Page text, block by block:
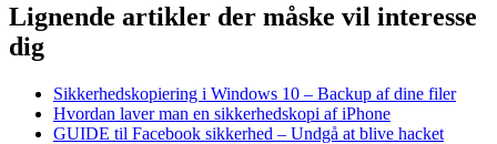
Lignende artikler der måske vil interesse
dig
Sikkerhedskopiering i Windows 10 – Backup af dine filer
Hvordan laver man en sikkerhedskopi af iPhone
GUIDE til Facebook sikkerhed – Undgå at blive hacket